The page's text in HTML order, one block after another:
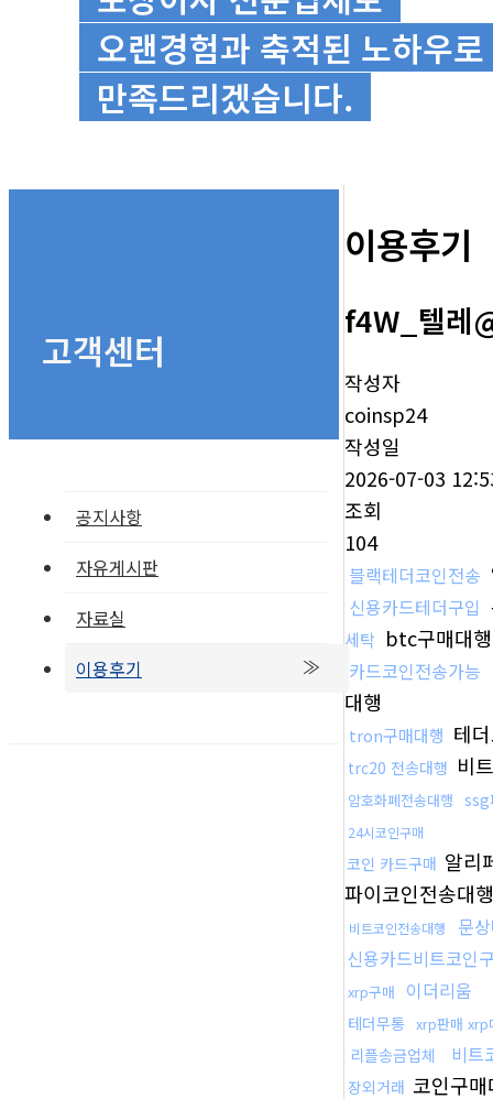
오랜경험과 축적된 노하우로
만족드리겠습니다.
고객센터
공지사항
자유게시판
자료실
이용후기
이용후기
f4W_텔레
작성자
coinsp24
작성일
2026-07-03
조회
104
블랙테더코인전송
신용카드테더구입
세탁 btc구매대행
카드코인전송가능
대행
tron구매대행 테
trc20 전송대행 비
암호화폐전송대행 ssg
24시코인구매
코인 카드구매 알리
파이코인전송대행
비트코인전송대행 문
신용카드비트코인
xrp구매
이더리움
테더무통 xrp판매 xrp
리플송금업체 비트
장외거래 코인구